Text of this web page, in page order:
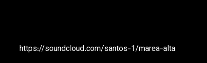
https://soundcloud.com/santos-1/marea-alta